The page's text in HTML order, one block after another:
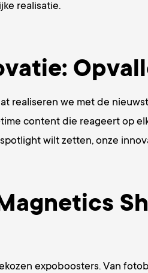
realisatie.
realiseren we met de
content die reageert op
wilt zetten, onze
expoboosters. Van